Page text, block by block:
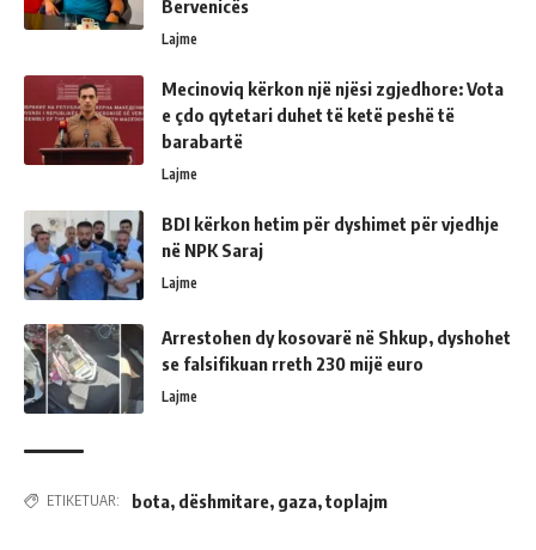
Bervenicës
Lajme
Mecinoviq kërkon një njësi zgjedhore: Vota
e çdo qytetari duhet të ketë peshë të
barabartë
Lajme
BDI kërkon hetim për dyshimet për vjedhje
në NPK Saraj
Lajme
Arrestohen dy kosovarë në Shkup, dyshohet
se falsifikuan rreth 230 mijë euro
Lajme
ETIKETUAR: bota, dëshmitare, gaza,toplajm